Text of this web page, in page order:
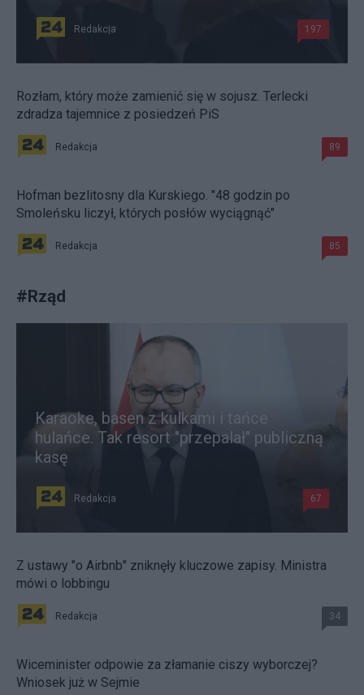
Redakcja 197
Rozłam, który może zamienić się w sojusz. Terlecki
zdradza tajemnice z posiedzeń PiS
Redakcja 89
Hofman bezlitosny dla Kurskiego. "48 godzin po
Smoleńsku liczył, których posłów wyciągnąć"
Redakcja 85
#Rząd
Karaoke, basen z kulkami i tańce
hulańce. Tak resort "przepalał" publiczną
kasę
Redakcja 67
Z ustawy "o Airbnb" zniknęły kluczowe zapisy. Ministra
mówi o lobbingu
Redakcja 34
Wiceminister odpowie za złamanie ciszy wyborczej?
Wniosek już w Sejmie